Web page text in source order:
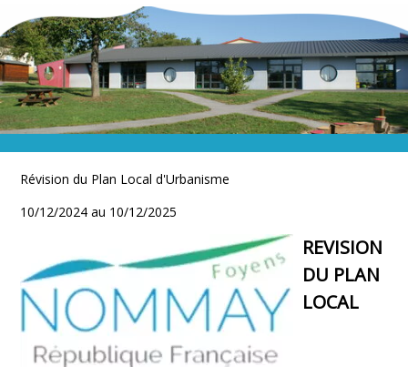
Révision du Plan Local d'Urbanisme
10/12/2024 au 10/12/2025
REVISION
DU PLAN
LOCAL